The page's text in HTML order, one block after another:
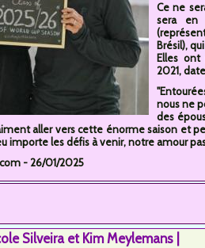
Ce ne
sera en
Brésil),
Elles ont
2021,
nous ne
des
aller vers cette énorme saison et
importe les défis à venir, notre amour
- 26/01/2025
Silveira et Kim Meylemans